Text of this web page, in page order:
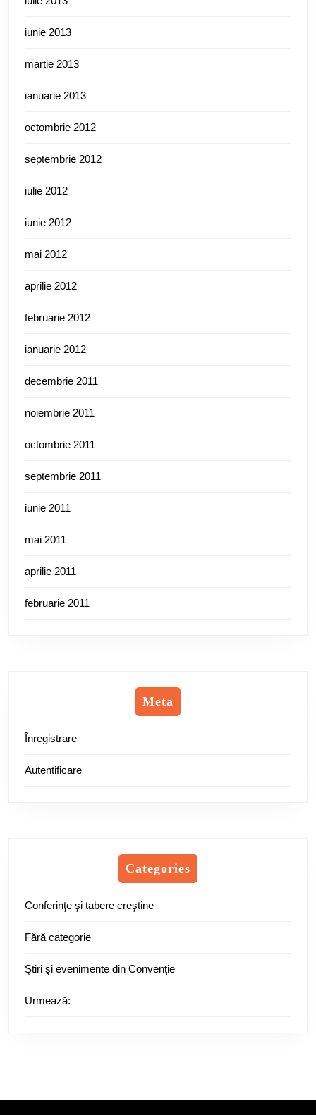
iunie 2013
martie 2013
ianuarie 2013
octombrie 2012
septembrie 2012
iulie 2012
iunie 2012
mai 2012
aprilie 2012
februarie 2012
ianuarie 2012
decembrie 2011
noiembrie 2011
octombrie 2011
septembrie 2011
iunie 2011
mai 2011
aprilie 2011
februarie 2011
Meta
Înregistrare
Autentificare
Categories
Conferinţe şi tabere creştine
Fără categorie
Ştiri şi evenimente din Convenţie
Urmează: